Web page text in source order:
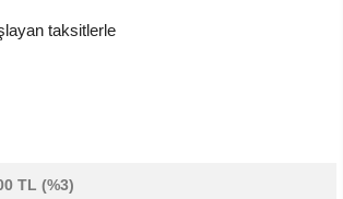
taksitlerle
TL (%3)